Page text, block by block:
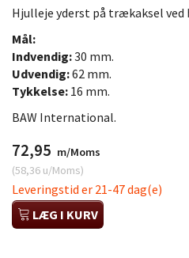
Hjulleje yderst på trækaksel ved
Mål:
Indvendig:30 mm.
Udvendig:62 mm.
Tykkelse: 16 mm.
BAW International.
72,95 m/Moms
(58,36 u/Moms)
Leveringstid er 21-47 dag(e)
LÆG I KURV